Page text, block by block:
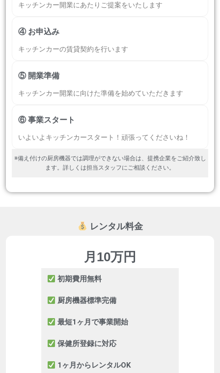
キッチンカー開業にあたりご提案をいたします
④ お申込み
キッチンカーの賃貸契約を行います
⑤ 開業準備
キッチンカー開業に向けた準備を始めていただきます
⑥ 事業スタート
いよいよキッチンカースタート！頑張ってくださいね！
※備え付けの厨房機器では調理ができない場合は、提携企業をご紹介致し
ます。詳しくは担当スタッフにご相談ください。
レンタル料金
月10万円
初期費用無料
厨房機器標準完備
最短1ヶ月で事業開始
保健所登録に対応
1ヶ月からレンタルOK